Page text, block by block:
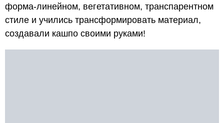
форма-линейном, вегетативном, транспарентном
стиле и учились трансформировать материал,
создавали кашпо своими руками!